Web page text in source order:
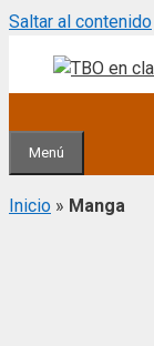
Saltar al contenido
Menú
Inicio » Manga